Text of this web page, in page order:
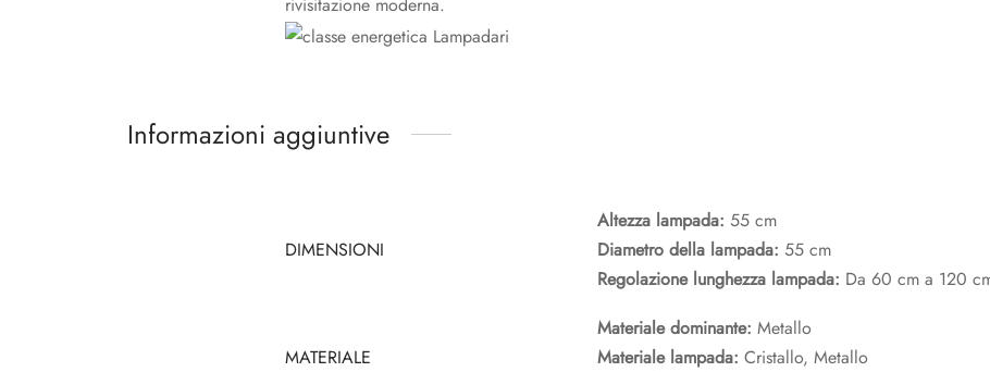
Informazioni aggiuntive
DIMENSIONI
Altezza lampada: 55 cm
Diametro della lampada: 55 cm
Regolazione lunghezza lampada: Da 60 cm a 120
MATERIALE
Materiale dominante: Metallo
Materiale lampada: Cristallo, Metallo